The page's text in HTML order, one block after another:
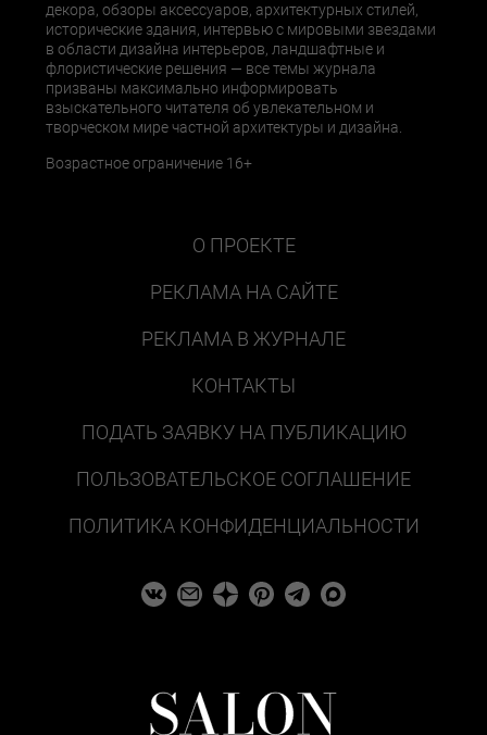
декора, обзоры аксессуаров, архитектурных стилей,
исторические здания, интервью с мировыми звездами
в области дизайна интерьеров, ландшафтные и
флористические решения — все темы журнала
призваны максимально информировать
взыскательного читателя об увлекательном и
творческом мире частной архитектуры и дизайна.
Возрастное ограничение 16+
О ПРОЕКТЕ
РЕКЛАМА НА САЙТЕ
РЕКЛАМА В ЖУРНАЛЕ
КОНТАКТЫ
ПОДАТЬ ЗАЯВКУ НА ПУБЛИКАЦИЮ
ПОЛЬЗОВАТЕЛЬСКОЕ СОГЛАШЕНИЕ
ПОЛИТИКА КОНФИДЕНЦИАЛЬНОСТИ